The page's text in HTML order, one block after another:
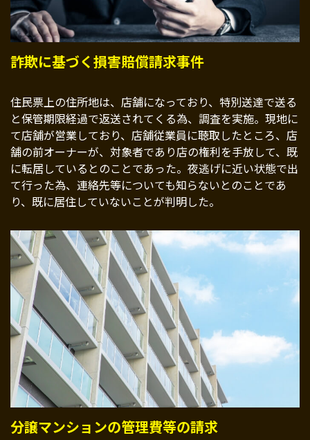
詐欺に基づく損害賠償請求事件
住民票上の住所地は、店舗になっており、特別送達で送る
と保管期限経過で返送されてくる為、調査を実施。現地に
て店舗が営業しており、店舗従業員に聴取したところ、店
舗の前オーナーが、対象者であり店の権利を手放して、既
に転居しているとのことであった。夜逃げに近い状態で出
て行った為、連絡先等についても知らないとのことであ
り、既に居住していないことが判明した。
分譲マンションの管理費等の請求